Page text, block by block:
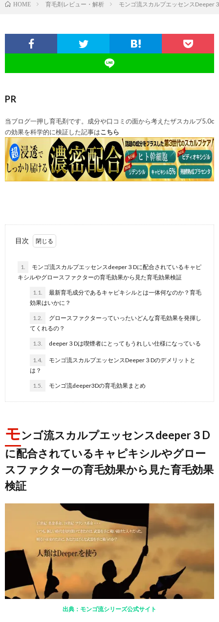
HOME 育毛剤レビュー・解析 モンゴ流スカルプエッセンスDeeper
PR
当ブログ一押し育毛剤です。成分や口コミの面から考えたザスカルプ5.0c
の効果を科学的に検証した記事はこちら
目次
1.
モンゴ流スカルプエッセンスdeeper３Dに配合されているキャピ
キシルやグロースファクターの育毛効果から見た育毛効果検証
1.1.
最新育毛成分であるキャピキシルとは一体何なのか？育毛
効果はいかに？
1.2.
グロースファクターっていったいどんな育毛効果を発揮し
てくれるの？
1.3. deeper３Dは喫煙者にとってもうれしい仕様になっている
1.4.
モンゴ流スカルプエッセンスDeeper３Dのデメリットと
は？
1.5. モンゴ流deeper3Dの育毛効果まとめ
モンゴ流スカルプエッセンスdeeper３D
に配合されているキャピキシルやグロー
スファクターの育毛効果から見た育毛効果
検証
出典：モンゴ流シリーズ公式サイト